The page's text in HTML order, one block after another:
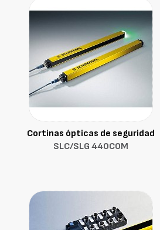
Cortinas ópticas de seguridad
SLC/SLG 440COM